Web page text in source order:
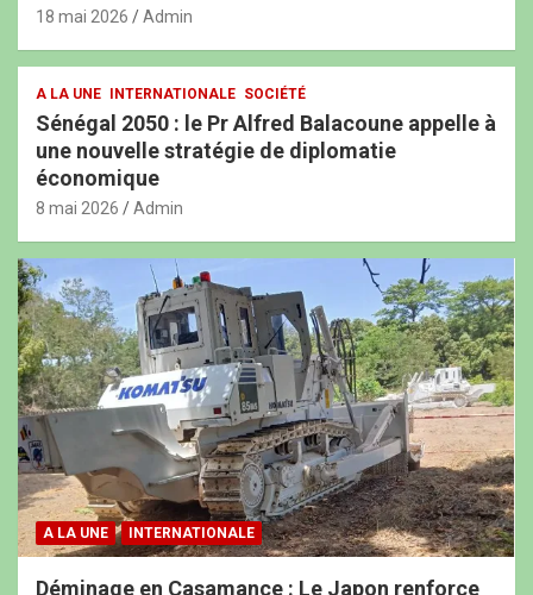
18 mai 2026 Admin
A LA UNE INTERNATIONALE SOCIÉTÉ
Sénégal 2050 : le Pr Alfred Balacoune appelle à
une nouvelle stratégie de diplomatie
économique
8 mai 2026 Admin
A LA UNE INTERNATIONALE
Déminage en Casamance : Le Japon renforce